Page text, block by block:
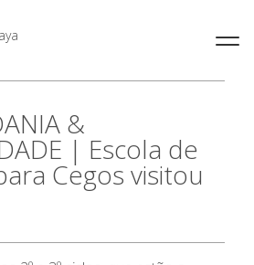
&
| Escola de
Cegos visitou